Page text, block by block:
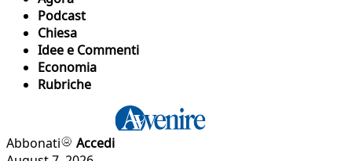
Podcast
Chiesa
Idee e Commenti
Economia
Rubriche
Abbonati
Accedi